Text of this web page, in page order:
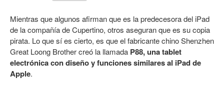
Mientras que algunos afirman que es la predecesora del iPad
de la compañía de Cupertino, otros aseguran que es su copia
pirata. Lo que sí es cierto, es que el fabricante chinoShenzhen
Great Loong Brothercreó la llamada P88, una tablet
electrónica con diseño y funciones similares al iPad de
Apple.